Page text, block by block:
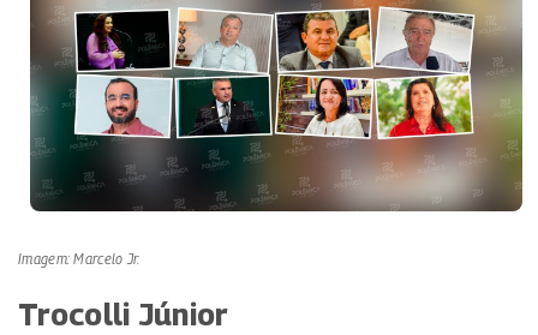
Imagem: Marcelo Jr.
Trocolli Júnior